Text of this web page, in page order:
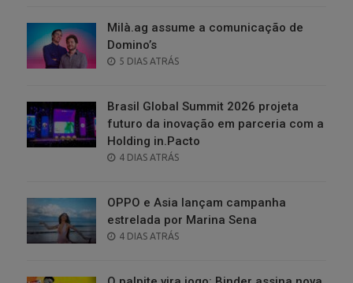
Milà.ag assume a comunicação de
Domino’s
POSTED
5 DIAS ATRÁS
Brasil Global Summit 2026 projeta
futuro da inovação em parceria com a
Holding in.Pacto
POSTED
4 DIAS ATRÁS
OPPO e Asia lançam campanha
estrelada por Marina Sena
POSTED
4 DIAS ATRÁS